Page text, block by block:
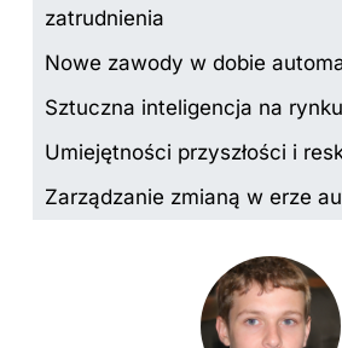
zatrudnienia
Nowe zawody w dobie
Sztuczna inteligencja na
Umiejętności przyszłości i
Zarządzanie zmianą w erze